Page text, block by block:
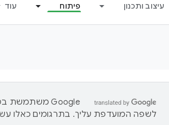
עיצוב ותכנון פיתוח עוד
לשפה המועדפת עליך. בתרגומים כאלו